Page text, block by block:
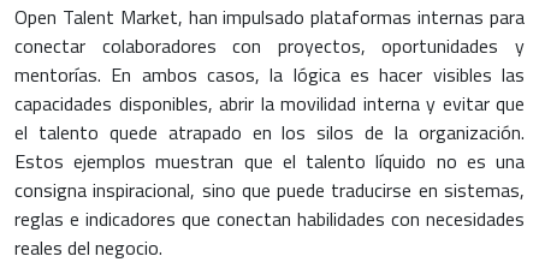
Open Talent Market, han impulsado plataformas internas para
conectar colaboradores con proyectos, oportunidades y
mentorías. En ambos casos, la lógica es hacer visibles las
capacidades disponibles, abrir la movilidad interna y evitar que
el talento quede atrapado en los silos de la organización.
Estos ejemplos muestran que el talento líquido no es una
consigna inspiracional, sino que puede traducirse en sistemas,
reglas e indicadores que conectan habilidades con necesidades
reales del negocio.